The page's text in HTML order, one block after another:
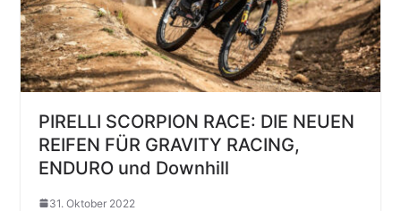
PIRELLI SCORPION RACE: DIE NEUEN
REIFEN FÜR GRAVITY RACING,
ENDURO und Downhill
31. Oktober 2022